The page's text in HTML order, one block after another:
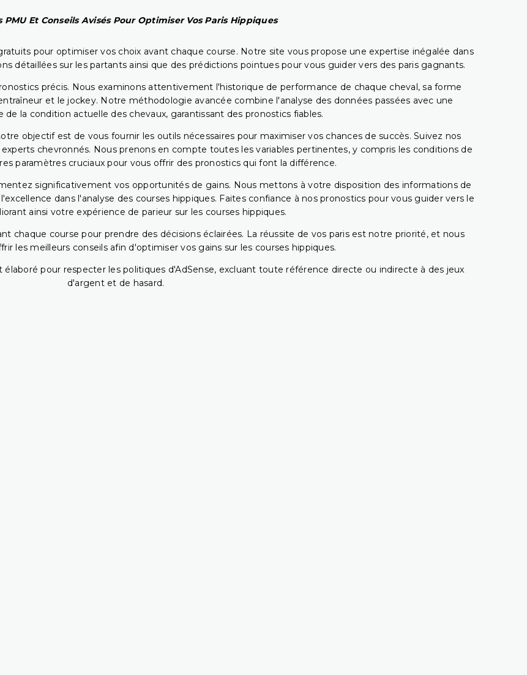
PMU Et Conseils Avisés Pour Optimiser Vos Paris Hippiques
pour optimiser vos choix avant chaque course. Notre site vous propose une expertise inégalée dans
détaillées sur les partants ainsi que des prédictions pointues pour vous guider vers des paris gagnants.
précis. Nous examinons attentivement l'historique de performance de chaque cheval, sa forme
et le jockey. Notre méthodologie avancée combine l'analyse des données passées avec une
de la condition actuelle des chevaux, garantissant des pronostics fiables.
objectif est de vous fournir les outils nécessaires pour maximiser vos chances de succès. Suivez nos
chevronnés. Nous prenons en compte toutes les variables pertinentes, y compris les conditions de
paramètres cruciaux pour vous offrir des pronostics qui font la différence.
significativement vos opportunités de gains. Nous mettons à votre disposition des informations de
dans l'analyse des courses hippiques. Faites confiance à nos pronostics pour vous guider vers le
ainsi votre expérience de parieur sur les courses hippiques.
chaque course pour prendre des décisions éclairées. La réussite de vos paris est notre priorité, et nous
les meilleurs conseils afin d'optimiser vos gains sur les courses hippiques.
pour respecter les politiques d'AdSense, excluant toute référence directe ou indirecte à des jeux
d'argent et de hasard.